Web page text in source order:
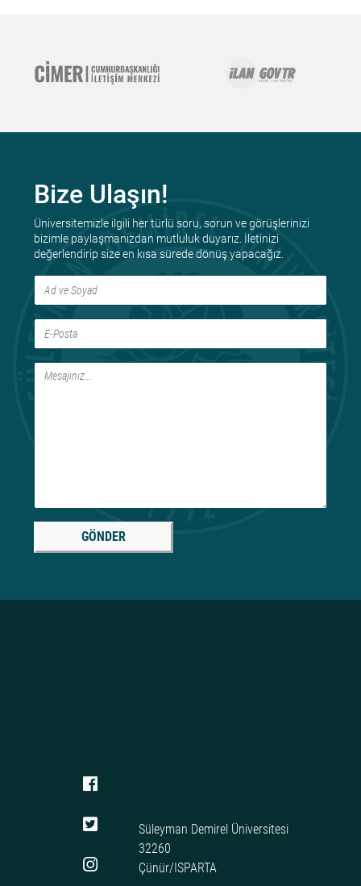
Bize Ulaşın!
Üniversitemizle ilgili her türlü soru, sorun ve görüşlerinizi
bizimle paylaşmanızdan mutluluk duyarız. İletinizi
değerlendirip size en kısa sürede dönüş yapacağız.
GÖNDER
Süleyman Demirel Üniversitesi
32260
Çünür/ISPARTA